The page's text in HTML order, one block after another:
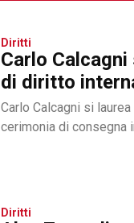
Diritti
Carlo
di diritto
Carlo Calcagni si
cerimonia di consegna
Diritti